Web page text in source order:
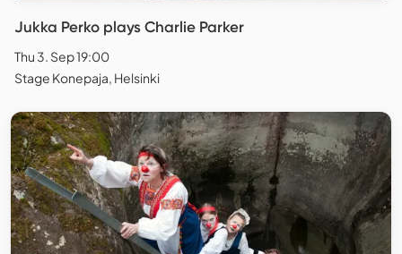
Jukka Perko plays Charlie Parker
Thu 3. Sep 19:00
Stage Konepaja, Helsinki